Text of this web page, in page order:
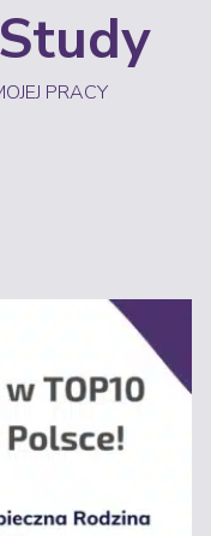
PRACY